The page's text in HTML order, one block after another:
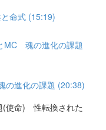
命式 (15:19)
MC 魂の進化の課題
の進化の課題 (20:38)
(使命) 性転換された